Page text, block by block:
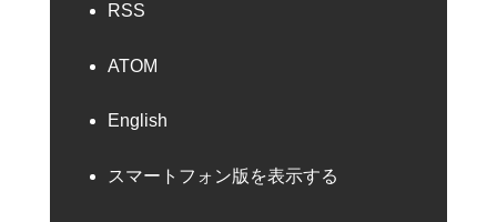
RSS
ATOM
English
スマートフォン版を表示する